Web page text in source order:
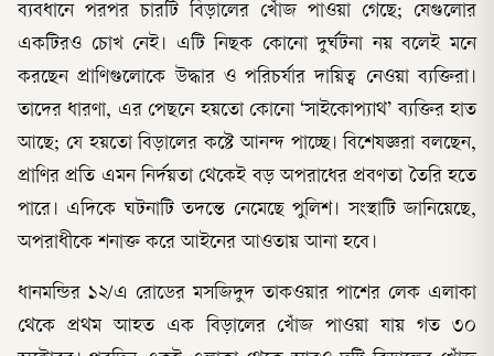
ব্যবধানে পরপর চারটি বিড়ালের খোঁজ পাওয়া গেছে; যেগুলোর
একটিরও চোখ নেই। এটি নিছক কোনো দুর্ঘটনা নয় বলেই মনে
করছেন প্রাণিগুলোকে উদ্ধার ও পরিচর্যার দায়িত্ব নেওয়া ব্যক্তিরা।
তাদের ধারণা, এর পেছনে হয়তো কোনো ‘সাইকোপ্যাথ’ ব্যক্তির হাত
আছে; যে হয়তো বিড়ালের কষ্টে আনন্দ পাচ্ছে। বিশেষজ্ঞরা বলছেন,
প্রাণির প্রতি এমন নির্দয়তা থেকেই বড় অপরাধের প্রবণতা তৈরি হতে
পারে। এদিকে ঘটনাটি তদন্তে নেমেছে পুলিশ। সংস্থাটি জানিয়েছে,
অপরাধীকে শনাক্ত করে আইনের আওতায় আনা হবে।
ধানমন্ডির ১২/এ রোডের মসজিদুদ তাকওয়ার পাশের লেক এলাকা
থেকে প্রথম আহত এক বিড়ালের খোঁজ পাওয়া যায় গত ৩০